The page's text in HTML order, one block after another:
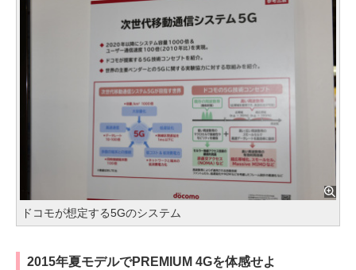
ドコモが想定する5Gのシステム
2015年夏モデルでPREMIUM 4Gを体感せよ